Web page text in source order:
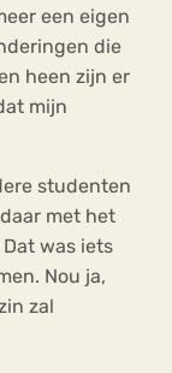
een eigen
die
heen zijn er
mijn
studenten
met het
was iets
Nou ja,
zal